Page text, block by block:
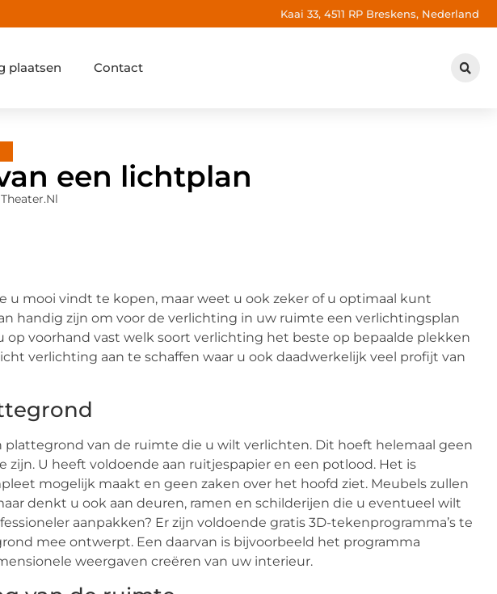
Kaai 33, 4511 RP Breskens, Nederland
plaatsen Contact
een lichtplan
u mooi vindt te kopen, maar weet u ook zeker of u optimaal kunt
handig zijn om voor de verlichting in uw ruimte een verlichtingsplan
op voorhand vast welk soort verlichting het beste op bepaalde plekken
verlichting aan te schaffen waar u ook daadwerkelijk veel profijt van
plattegrond van de ruimte die u wilt verlichten. Dit hoeft helemaal geen
U heeft voldoende aan ruitjespapier en een potlood. Het is
mogelijk maakt en geen zaken over het hoofd ziet. Meubels zullen
denkt u ook aan deuren, ramen en schilderijen die u eventueel wilt
aanpakken? Er zijn voldoende gratis 3D-tekenprogramma’s te
mee ontwerpt. Een daarvan is bijvoorbeeld het programma
weergaven creëren van uw interieur.